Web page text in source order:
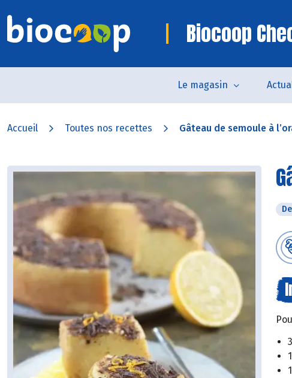
Biocoop
Le magasin
Accueil Toutes nos recettes Gâteau de semoule à